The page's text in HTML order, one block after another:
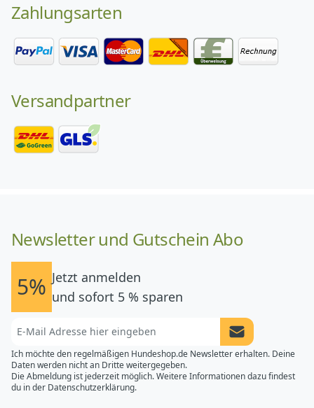
Zahlungsarten
Versandpartner
Newsletter und Gutschein Abo
5% Jetzt anmelden
und sofort 5 % sparen
Newsletter
Ich möchte den regelmäßigen Hundeshop.de Newsletter erhalten. Deine
Daten werden nicht an Dritte weitergegeben.
Die Abmeldung ist jederzeit möglich. Weitere Informationen dazu findest
du in der Datenschutzerklärung.